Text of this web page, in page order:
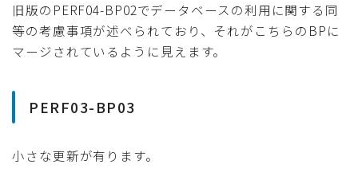
旧版のPERF04-BP02でデータベースの利用に関する同
等の考慮事項が述べられており、それがこちらのBPに
マージされているように見えます。
PERF03-BP03
小さな更新が有ります。